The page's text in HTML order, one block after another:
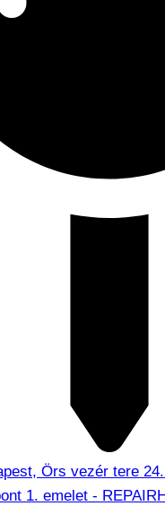
Örs vezér tere
1. emelet -